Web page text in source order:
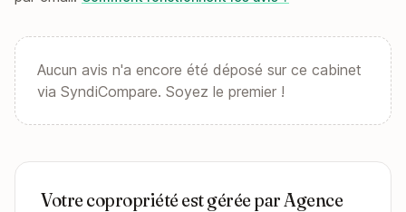
Aucun avis n'a encore été déposé sur ce cabinet
via SyndiCompare. Soyez le premier !
Votre copropriété est gérée par Agence